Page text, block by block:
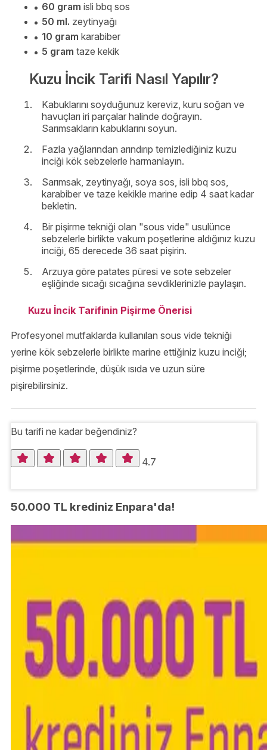
60 gram isli bbq sos
50 ml. zeytinyağı
10 gram karabiber
5 gram taze kekik
Kuzu İncik Tarifi Nasıl Yapılır?
Kabuklarını soyduğunuz kereviz, kuru soğan ve
havuçları iri parçalar halinde doğrayın.
Sarımsakların kabuklarını soyun.
Fazla yağlarından arındırıp temizlediğiniz kuzu
inciği kök sebzelerle harmanlayın.
Sarımsak, zeytinyağı, soya sos, isli bbq sos,
karabiber ve taze kekikle marine edip 4 saat kadar
bekletin.
Bir pişirme tekniği olan "sous vide" usulünce
sebzelerle birlikte vakum poşetlerine aldığınız kuzu
inciği, 65 derecede 36 saat pişirin.
Arzuya göre patates püresi ve sote sebzeler
eşliğinde sıcağı sıcağına sevdiklerinizle paylaşın.
Kuzu İncik Tarifinin Pişirme Önerisi
Profesyonel mutfaklarda kullanılan sous vide tekniği
yerine kök sebzelerle birlikte marine ettiğiniz kuzu inciği;
pişirme poşetlerinde, düşük ısıda ve uzun süre
pişirebilirsiniz.
Bu tarifi ne kadar beğendiniz?
4.7
50.000 TL krediniz Enpara'da!